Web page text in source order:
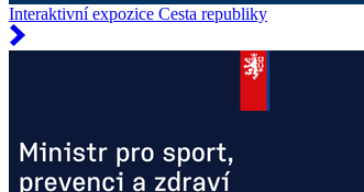
Interaktivní expozice Cesta republiky